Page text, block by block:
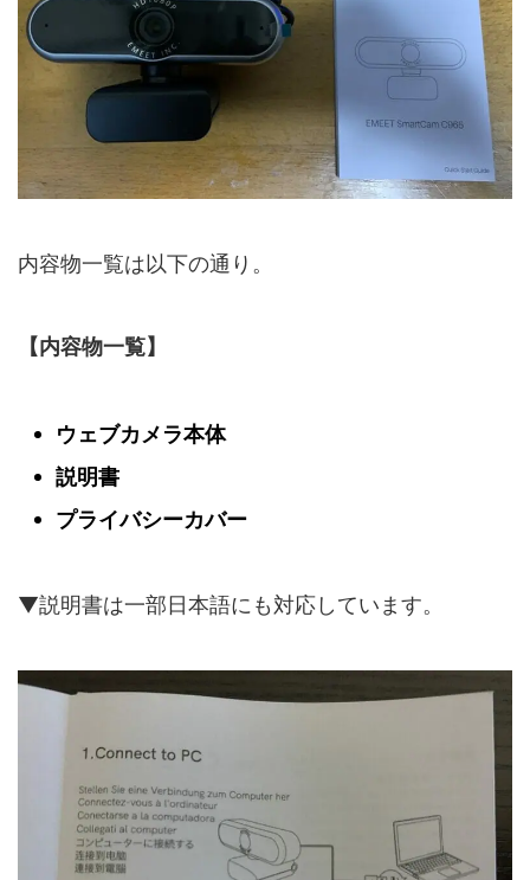
内容物一覧は以下の通り。
【内容物一覧】
ウェブカメラ本体
説明書
プライバシーカバー
▼説明書は一部日本語にも対応しています。